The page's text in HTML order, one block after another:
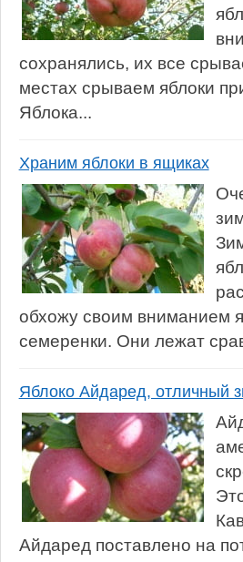
сохранялись, их все
местах срываем яблоки
Яблока...
Храним яблоки в ящиках
обхожу своим вниманием
семеренки. Они лежат
Яблоко Айдаред, отличный
Айдаред поставлено на